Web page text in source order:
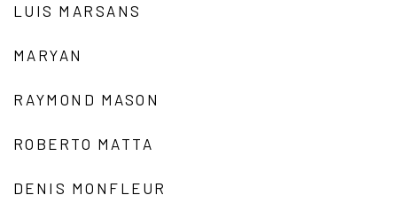
LUIS MARSANS
MARYAN
RAYMOND MASON
ROBERTO MATTA
DENIS MONFLEUR